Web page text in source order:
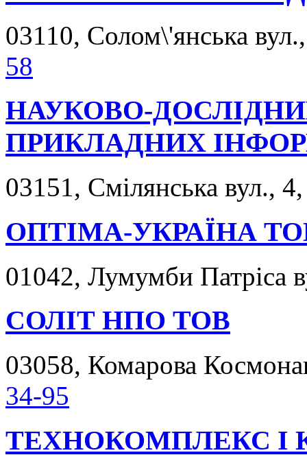
03110, Солом\'янська
58
НАУКОВО-
ПРИКЛАДНИХ
03151, Смілянська вул.,
ОПТІМА-УКРАЇНА
01042, Лумумби Патріса
СОЛІТ НПО ТОВ
03058, Комарова
34-95
ТЕХНОКОМПЛЕКС І